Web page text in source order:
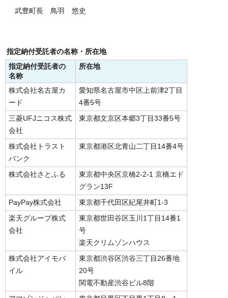
武豊町長 鳥羽 悠史
指定納付受託者の名称・所在地
指定納付受託者の
名称
所在地
株式会社名古屋カ
ード
愛知県名古屋市中区上前津2丁目
4番5号
三菱UFJニコス株式
会社
東京都文京区本郷3丁目33番5号
株式会社トラスト
バンク
東京都港区北青山二丁目14番4号
株式会社さとふる
東京都中央区京橋2-2-1 京橋エド
グラン13F
PayPay株式会社 東京都千代田区紀尾井町1-3
楽天グループ株式
会社
東京都世田谷区玉川1丁目14番1
号
楽天クリムゾンハウス
株式会社アイモバ
イル
東京都渋谷区渋谷三丁目26番地
20号
関電不動産渋谷ビル8階